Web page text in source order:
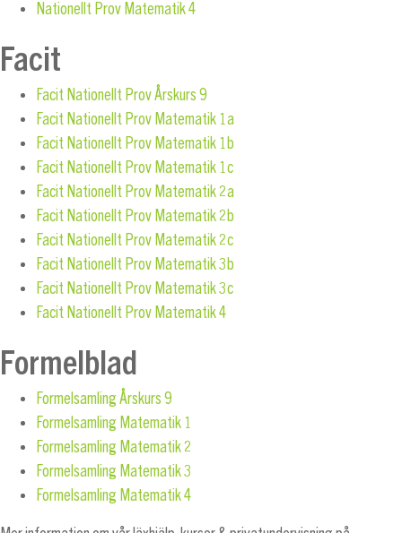
Nationellt Prov Matematik 4
Facit
Facit Nationellt Prov Årskurs 9
Facit Nationellt Prov Matematik 1a
Facit Nationellt Prov Matematik 1b
Facit Nationellt Prov Matematik 1c
Facit Nationellt Prov Matematik 2a
Facit Nationellt Prov Matematik 2b
Facit Nationellt Prov Matematik 2c
Facit Nationellt Prov Matematik 3b
Facit Nationellt Prov Matematik 3c
Facit Nationellt Prov Matematik 4
Formelblad
Formelsamling Årskurs 9
Formelsamling Matematik 1
Formelsamling Matematik 2
Formelsamling Matematik 3
Formelsamling Matematik 4